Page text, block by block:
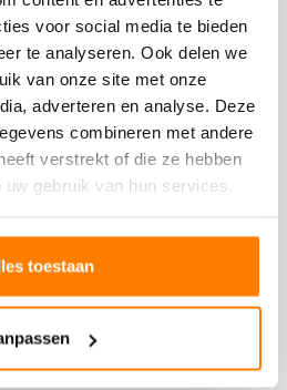
voor social media te bieden
te analyseren. Ook delen we
van onze site met onze
adverteren en analyse. Deze
combineren met andere
verstrekt of die ze hebben
gebruik van hun services.
toestaan